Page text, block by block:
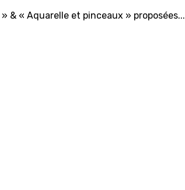
& « Aquarelle et pinceaux » proposées...